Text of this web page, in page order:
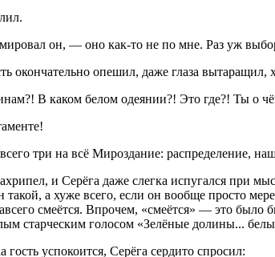
он, — оно как-то не по мне. Раз уж
окончательно опешил, даже глаза
В каком белом одеянии?! Это где?! Ты о
три на всё Мироздание: распределение,
и Серёга даже слегка испугался при
такой, а хуже всего, если он вообще просто
смеётся. Впрочем, «смеётся» — это
старческим голосом «Зелёные долины...
гость успокоится, Серёга сердито спросил: